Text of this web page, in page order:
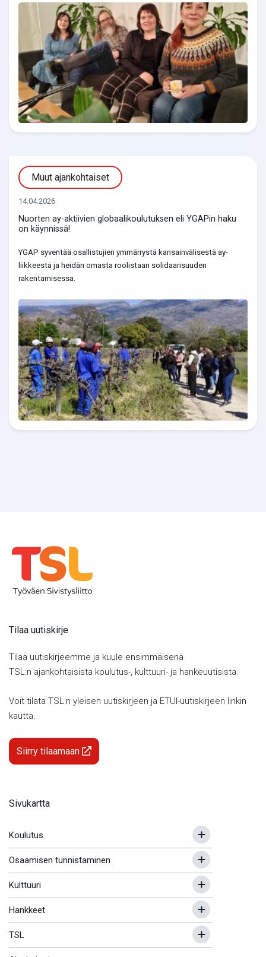
Muut ajankohtaiset
14.04.2026
Nuorten ay-aktiivien globaalikoulutuksen eli YGAPin haku
on käynnissä!
YGAP syventää osallistujien ymmärrystä kansainvälisestä ay-
liikkeestä ja heidän omasta roolistaan solidaarisuuden
rakentamisessa.
Tilaa uutiskirje
Tilaa uutiskirjeemme ja kuule ensimmäisenä
TSL:n ajankohtaisista koulutus-, kulttuuri- ja hankeuutisista.
Voit tilata TSL:n yleisen uutiskirjeen ja ETUI-uutiskirjeen linkin
kautta.
Siirry tilaamaan
Sivukartta
Koulutus
Osaamisen tunnistaminen
Kulttuuri
Hankkeet
TSL